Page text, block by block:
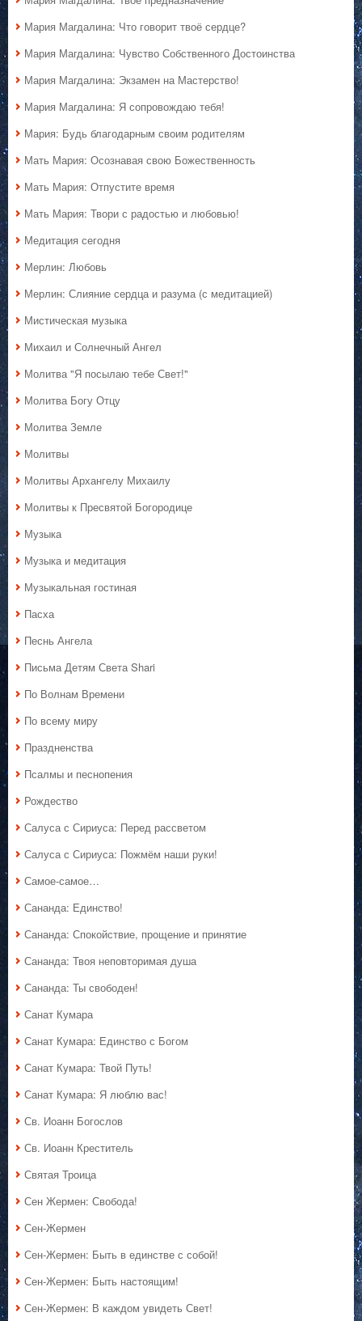
Мария Магдалина: Что говорит твоё сердце?
Мария Магдалина: Чувство Собственного Достоинства
Мария Магдалина: Экзамен на Мастерство!
Мария Магдалина: Я сопровождаю тебя!
Мария: Будь благодарным своим родителям
Мать Мария: Осознавая свою Божественность
Мать Мария: Отпустите время
Мать Мария: Твори с радостью и любовью!
Медитация сегодня
Мерлин: Любовь
Мерлин: Слияние сердца и разума (с медитацией)
Мистическая музыка
Михаил и Солнечный Ангел
Молитва "Я посылаю тебе Свет!"
Молитва Богу Отцу
Молитва Земле
Молитвы
Молитвы Архангелу Михаилу
Молитвы к Пресвятой Богородице
Музыка
Музыка и медитация
Музыкальная гостиная
Пасха
Песнь Ангела
Письма Детям Света Shari
По Волнам Времени
По всему миру
Праздненства
Псалмы и песнопения
Рождество
Салуса с Сириуса: Перед рассветом
Салуса с Сириуса: Пожмём наши руки!
Самое-самое…
Сананда: Единство!
Сананда: Спокойствие, прощение и принятие
Сананда: Твоя неповторимая душа
Сананда: Ты свободен!
Санат Кумара
Санат Кумара: Единство с Богом
Санат Кумара: Твой Путь!
Санат Кумара: Я люблю вас!
Св. Иоанн Богослов
Св. Иоанн Креститель
Святая Троица
Сен Жермен: Свобода!
Сен-Жермен
Сен-Жермен: Быть в единстве с собой!
Сен-Жермен: Быть настоящим!
Сен-Жермен: В каждом увидеть Свет!